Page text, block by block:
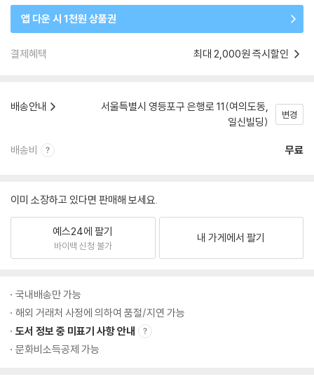
앱 다운 시 1천원 상품권
결제혜택 최대 2,000원 즉시할인
배송안내
서울특별시 영등포구 은행로 11(여의도동,
일신빌딩)
변경
배송비 무료
이미 소장하고 있다면 판매해 보세요.
예스24에 팔기
바이백 신청 불가
내 가게에서 팔기
국내배송만 가능
해외 거래처 사정에 의하여 품절/지연 가능
도서 정보 중 미표기 사항 안내
문화비소득공제 가능